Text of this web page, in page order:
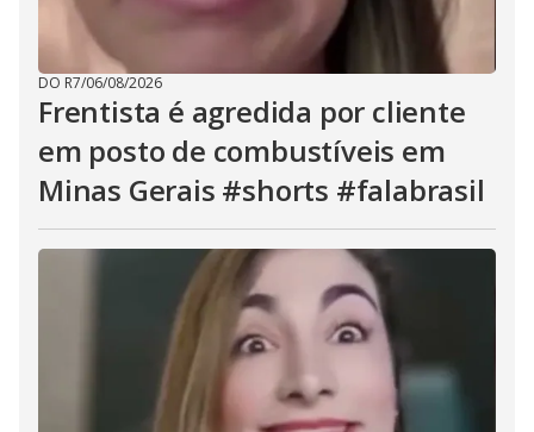
DO R7/06/08/2026
Frentista é agredida por cliente
em posto de combustíveis em
Minas Gerais #shorts #falabrasil